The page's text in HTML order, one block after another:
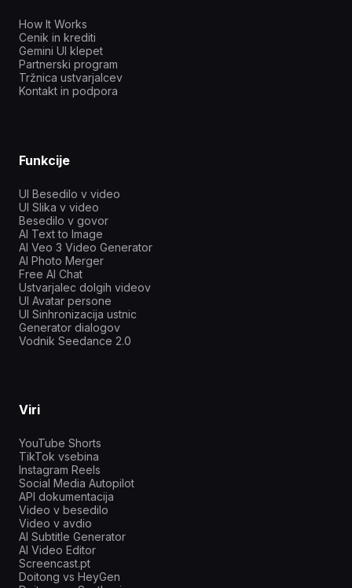
How It Works
Cenik in krediti
Gemini UI klepet
Partnerski program
Tržnica ustvarjalcev
Kontakt in podpora
Funkcije
UI Besedilo v video
UI Slika v video
Besedilo v govor
AI Text to Image
AI Veo 3 Video Generator
AI Photo Merger
Free AI Chat
Ustvarjalec dolgih videov
UI Avatar persone
UI Sinhronizacija ustnic
Generator dialogov
Vodnik Seedance 2.0
Viri
YouTube Shorts
TikTok vsebina
Instagram Reels
Social Media Autopilot
API dokumentacija
Video v besedilo
Video v avdio
AI Subtitle Generator
AI Video Editor
Screencast.pt
Doitong vs HeyGen